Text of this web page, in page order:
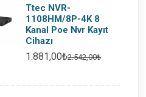
Ttec NVR-
1108HM/8P-4K 8
Kanal Poe Nvr Kayıt
Cihazı
1.881,00₺2.542,00₺